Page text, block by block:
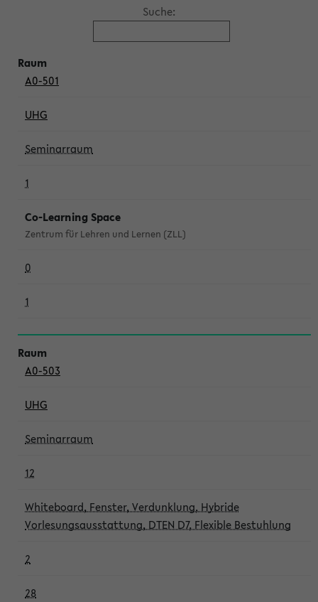
Suche:
A0-501
UHG
Seminarraum
1
Co-Learning Space
Zentrum für Lehren und Lernen (ZLL)
0
1
A0-503
UHG
Seminarraum
12
Whiteboard, Fenster, Verdunklung, Hybride
Vorlesungsausstattung, DTEN D7, Flexible Bestuhlung
2
28